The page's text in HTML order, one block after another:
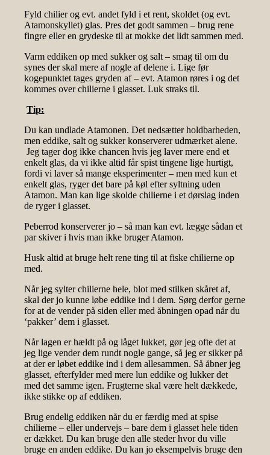
Fyld chilier og evt. andet fyld i et rent, skoldet (og evt.
Atamonskyllet) glas. Pres det godt sammen – brug rene
fingre eller en grydeske til at mokke det lidt sammen med.
Varm eddiken op med sukker og salt – smag til om du
synes der skal mere af nogle af delene i. Lige før
kogepunktet tages gryden af – evt. Atamon røres i og det
kommes over chilierne i glasset. Luk straks til.
Tip:
Du kan undlade Atamonen. Det nedsætter holdbarheden,
men eddike, salt og sukker konserverer udmærket alene.
Jeg tager dog ikke chancen hvis jeg laver mere end et
enkelt glas, da vi ikke altid får spist tingene lige hurtigt,
fordi vi laver så mange eksperimenter – men med kun et
enkelt glas, ryger det bare på køl efter syltning uden
Atamon. Man kan lige skolde chilierne i et dørslag inden
de ryger i glasset.
Peberrod konserverer jo – så man kan evt. lægge sådan et
par skiver i hvis man ikke bruger Atamon.
Husk altid at bruge helt rene ting til at fiske chilierne op
med.
Når jeg sylter chilierne hele, blot med stilken skåret af,
skal der jo kunne løbe eddike ind i dem. Sørg derfor gerne
for at de vender på siden eller med åbningen opad når du
‘pakker’ dem i glasset.
Når lagen er hældt på og låget lukket, gør jeg ofte det at
jeg lige vender dem rundt nogle gange, så jeg er sikker på
at der er løbet eddike ind i dem allesammen. Så åbner jeg
glasset, efterfylder med mere lun eddike og lukker det
med det samme igen. Frugterne skal være helt dækkede,
ikke stikke op af eddiken.
Brug endelig eddiken når du er færdig med at spise
chilierne – eller undervejs – bare dem i glasset hele tiden
er dækket. Du kan bruge den alle steder hvor du ville
bruge en anden eddike. Du kan jo eksempelvis bruge den